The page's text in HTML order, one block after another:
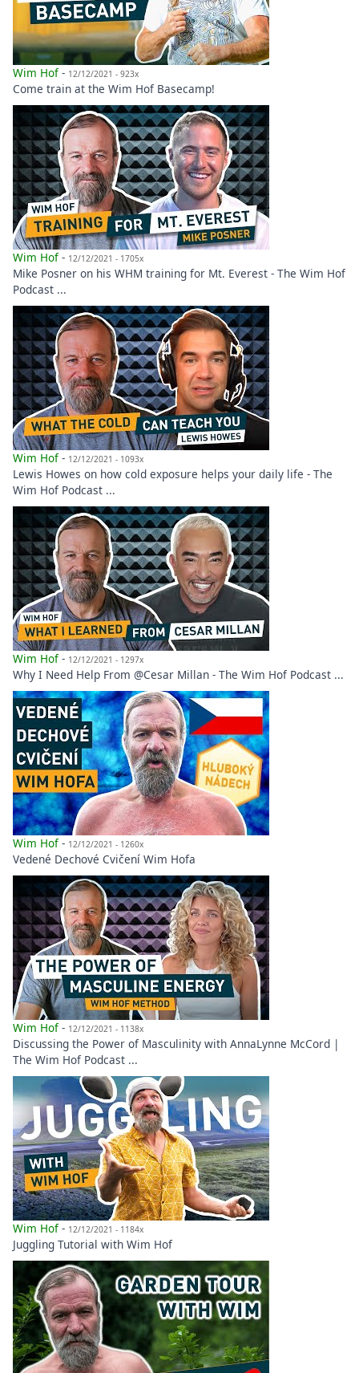
Wim Hof- 12/12/2021 - 923x
Come train at the Wim Hof Basecamp!
Wim Hof- 12/12/2021 - 1705x
Mike Posner on his WHM training for Mt. Everest - The Wim Hof
Podcast ...
Wim Hof- 12/12/2021 - 1093x
Lewis Howes on how cold exposure helps your daily life - The
Wim Hof Podcast ...
Wim Hof- 12/12/2021 - 1297x
Why I Need Help From @Cesar Millan - The Wim Hof Podcast ...
Wim Hof- 12/12/2021 - 1260x
Vedené Dechové Cvičení Wim Hofa
Wim Hof- 12/12/2021 - 1138x
Discussing the Power of Masculinity with AnnaLynne McCord |
The Wim Hof Podcast ...
Wim Hof- 12/12/2021 - 1184x
Juggling Tutorial with Wim Hof